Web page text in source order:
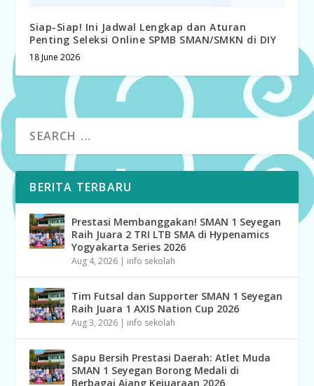
Siap-Siap! Ini Jadwal Lengkap dan Aturan
Penting Seleksi Online SPMB SMAN/SMKN di DIY
18 June 2026
BERITA TERBARU
Prestasi Membanggakan! SMAN 1 Seyegan
Raih Juara 2 TRI LTB SMA di Hypenamics
Yogyakarta Series 2026
Aug 4, 2026 | info sekolah
Tim Futsal dan Supporter SMAN 1 Seyegan
Raih Juara 1 AXIS Nation Cup 2026
Aug 3, 2026 | info sekolah
Sapu Bersih Prestasi Daerah: Atlet Muda
SMAN 1 Seyegan Borong Medali di
Berbagai Ajang Kejuaraan 2026